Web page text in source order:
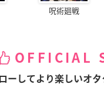
呪術廻戦
OFFICIAL
ーしてより楽しいオタ